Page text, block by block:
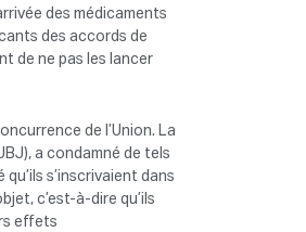
des médicaments
des accords de
de ne pas les lancer
de l’Union. La
a condamné de tels
s’inscrivaient dans
c’est-à-dire qu’ils
effets